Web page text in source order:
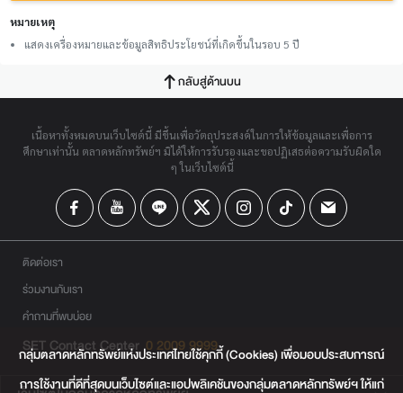
หมายเหตุ
แสดงเครื่องหมายและข้อมูลสิทธิประโยชน์ที่เกิดขึ้นในรอบ 5 ปี
กลับสู่ด้านบน
เนื้อหาทั้งหมดบนเว็บไซต์นี้ มีขึ้นเพื่อวัตถุประสงค์ในการให้ข้อมูลและเพื่อการ
ศึกษาเท่านั้น ตลาดหลักทรัพย์ฯ มิได้ให้การรับรองและขอปฏิเสธต่อความรับผิดใด
ๆ ในเว็บไซต์นี้
ติดต่อเรา
ร่วมงานกับเรา
คำถามที่พบบ่อย
SET Contact Center 0 2009 9999
กลุ่มตลาดหลักทรัพย์แห่งประเทศไทยใช้คุกกี้ (Cookies) เพื่อมอบประสบการณ์
การใช้งานที่ดีที่สุดบนเว็บไซต์และแอปพลิเคชันของกลุ่มตลาดหลักทรัพย์ฯ ให้แก่